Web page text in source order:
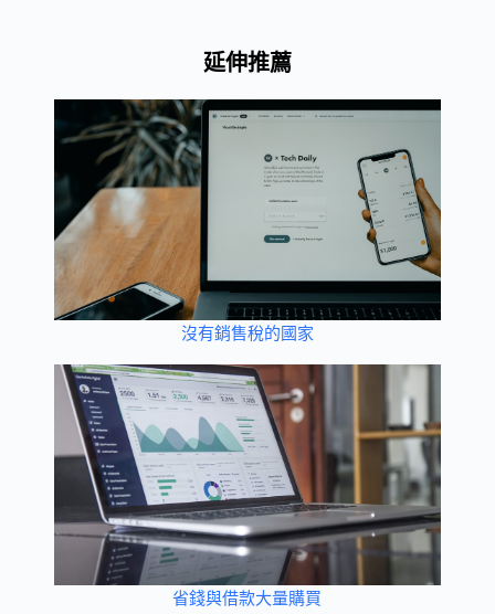
延伸推薦
沒有銷售稅的國家
省錢與借款大量購買